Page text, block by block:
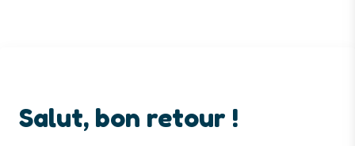
Salut, bon retour !